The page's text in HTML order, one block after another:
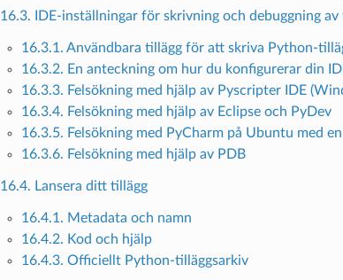
16.3. IDE-inställningar för skrivning och debuggning av
16.3.1. Användbara tillägg för att skriva Python-
16.3.2. En anteckning om hur du konfigurerar din
16.3.3. Felsökning med hjälp av Pyscripter IDE
16.3.4. Felsökning med hjälp av Eclipse och PyDev
16.3.5. Felsökning med PyCharm på Ubuntu med
16.3.6. Felsökning med hjälp av PDB
16.4. Lansera ditt tillägg
16.4.1. Metadata och namn
16.4.2. Kod och hjälp
16.4.3. Officiellt Python-tilläggsarkiv